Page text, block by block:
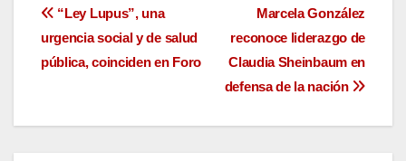
Navegación
de
Marcela González
reconoce liderazgo de
Claudia Sheinbaum en
defensa de la nación
“Ley Lupus”, una
urgencia social y de salud
pública, coinciden en Foro